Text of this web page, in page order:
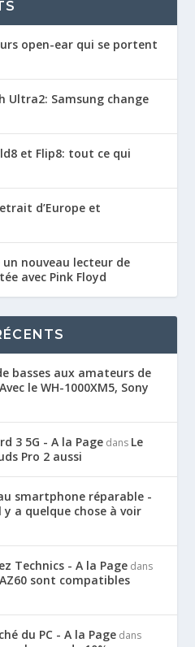
open-ear qui se portent
Ultra2: Samsung change
et Flip8: tout ce qui
d’Europe et
un nouveau lecteur de
avec Pink Floyd
basses aux amateurs de
Avec le WH-1000XM5, Sony
3 5G - A la Page dans Le
Pro 2 aussi
smartphone réparable -
y a quelque chose à voir
Technics - A la Page dans
sont compatibles
du PC - A la Page dans